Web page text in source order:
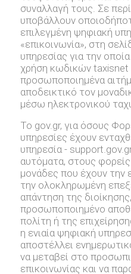
συναλλαγή τους. Σε
υποβάλλουν
επιλεγμένη ψηφιακή
«επικοινωνία», στη
υπηρεσίας για την
χρήση κωδικών taxisnet
προσωποποιημένα
αποδεικτικό τον
μέσω ηλεκτρονικού
Το gov.gr, για όσους
υπηρεσίες έχουν
υπηρεσία -
αυτόματα, στους φορείς
μονάδες που έχουν την
την ολοκληρωμένη
απάντηση της
προσωποποιημένο
πολίτη ή της
η ενιαία ψηφιακή
αποστέλλει
να μεταβεί στο
επικοινωνίας και να